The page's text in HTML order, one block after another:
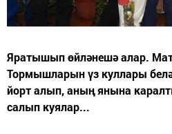
Яратышып өйләнешә алар.
Тормышларын үз куллары
йорт алып, аның янына
салып куялар...